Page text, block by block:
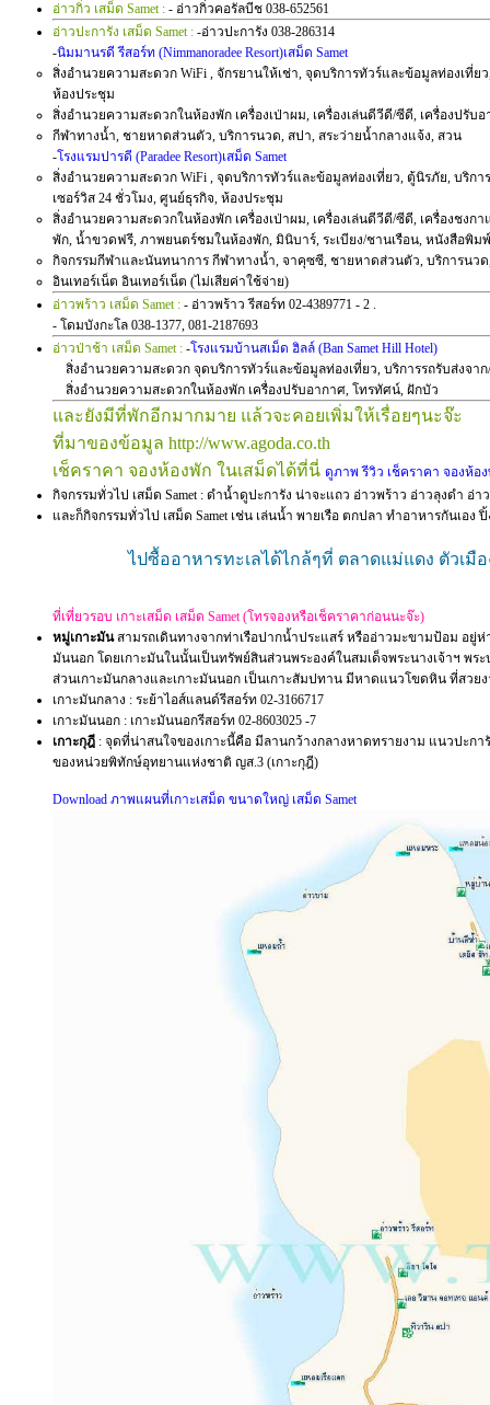
อ่าวกิ่ว เสม็ด Samet : - อ่าวกิ่วคอรัลบีช 038-652561
อ่าวปะการัง เสม็ด Samet : -อ่าวปะการัง 038-286314
-นิมมานรดี รีสอร์ท (Nimmanoradee Resort)เสม็ด Samet
สิ่งอำนวยความสะดวก WiFi , จักรยานให้เช่า, จุดบริการทัวร์และข้อมูลท่องเที่
ห้องประชุม
สิ่งอำนวยความสะดวกในห้องพัก เครื่องเป่าผม, เครื่องเล่นดีวีดี/ซีดี, เครื่องปรั
กีฬาทางน้ำ, ชายหาดส่วนตัว, บริการนวด, สปา, สระว่ายน้ำกลางแจ้ง, สวน
-โรงแรมปารดี (Paradee Resort)เสม็ด Samet
สิ่งอำนวยความสะดวก WiFi , จุดบริการทัวร์และข้อมูลท่องเที่ยว, ตู้นิรภัย, บริก
เซอร์วิส 24 ชั่วโมง, ศูนย์ธุรกิจ, ห้องประชุม
สิ่งอำนวยความสะดวกในห้องพัก เครื่องเป่าผม, เครื่องเล่นดีวีดี/ซีดี, เครื่องชง
พัก, น้ำขวดฟรี, ภาพยนตร์ชมในห้องพัก, มินิบาร์, ระเบียง/ชานเรือน, หนังสือพิม
กิจกรรมกีฬาและนันทนาการ กีฬาทางน้ำ, จาคุซซี, ชายหาดส่วนตัว, บริการนว
อินเทอร์เน็ต อินเทอร์เน็ต (ไม่เสียค่าใช้จ่าย)
อ่าวพร้าว เสม็ด Samet : - อ่าวพร้าว รีสอร์ท 02-4389771 - 2 .
- โดมบังกะโล 038-1377, 081-2187693
อ่าวป่าช้า เสม็ด Samet : -โรงแรมบ้านสเม็ด ฮิลล์ (Ban Samet Hill Hotel)
สิ่งอำนวยความสะดวก จุดบริการทัวร์และข้อมูลท่องเที่ยว, บริการรถรับส่งจา
สิ่งอำนวยความสะดวกในห้องพัก เครื่องปรับอากาศ, โทรทัศน์, ฝักบัว
และยังมีที่พักอีกมากมาย แล้วจะคอยเพิ่มให้เรื่อยๆนะจ๊ะ
ที่มาของข้อมูล http://www.agoda.co.th
เช็คราคา จองห้องพัก ในเสม็ดได้ที่นี่ ดูภาพ รีวิว เช็คราคา จองห้อง
กิจกรรมทั่วไป เสม็ด Samet : ดำน้ำดูปะการัง น่าจะแถว อ่าวพร้าว อ่าวลุงดำ อ่า
และก็กิจกรรมทั่วไป เสม็ด Samet เช่น เล่นน้ำ พายเรือ ตกปลา ทำอาหารกันเอง
ไปซื้ออาหารทะเลได้ไกล้ๆที่ ตลาดแม่แดง ตัวเมื
ที่เที่ยวรอบ เกาะเสม็ด เสม็ด Samet (โทรจองหรือเช็คราคาก่อนนะจ๊ะ)
หมู่เกาะมันสามรถเดินทางจากท่าเรือปากน้ำประแสร์ หรืออ่าวมะขามป้อม อยู่
มันนอก โดยเกาะมันในนั้นเป็นทรัพย์สินส่วนพระองค์ในสมเด็จพระนางเจ้าฯ พ
ส่วนเกาะมันกลางและเกาะมันนอก เป็นเกาะสัมปทาน มีหาดแนวโขดหิน ที่สว
เกาะมันกลาง : ระย้าไอส์แลนด์รีสอร์ท 02-3166717
เกาะมันนอก : เกาะมันนอกรีสอร์ท 02-8603025 -7
เกาะกุฎี : จุดที่น่าสนใจของเกาะนี้คือ มีลานกว้างกลางหาดทรายงาม แนวปะก
ของหน่วยพิทักษ์อุทยานแห่งชาติ ญส.3 (เกาะกุฎี)
Download ภาพแผนที่เกาะเสม็ด ขนาดใหญ่ เสม็ด Samet